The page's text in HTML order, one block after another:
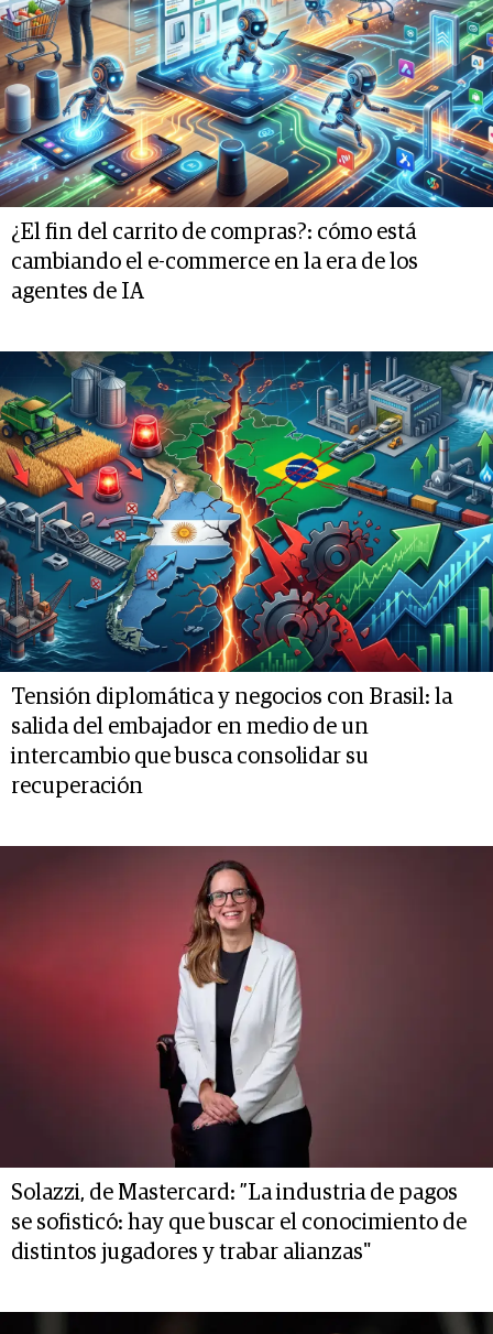
¿El fin del carrito de compras?: cómo está
cambiando el e-commerce en la era de los
agentes de IA
Tensión diplomática y negocios con Brasil: la
salida del embajador en medio de un
intercambio que busca consolidar su
recuperación
Solazzi, de Mastercard: ”La industria de pagos
se sofisticó: hay que buscar el conocimiento de
distintos jugadores y trabar alianzas"